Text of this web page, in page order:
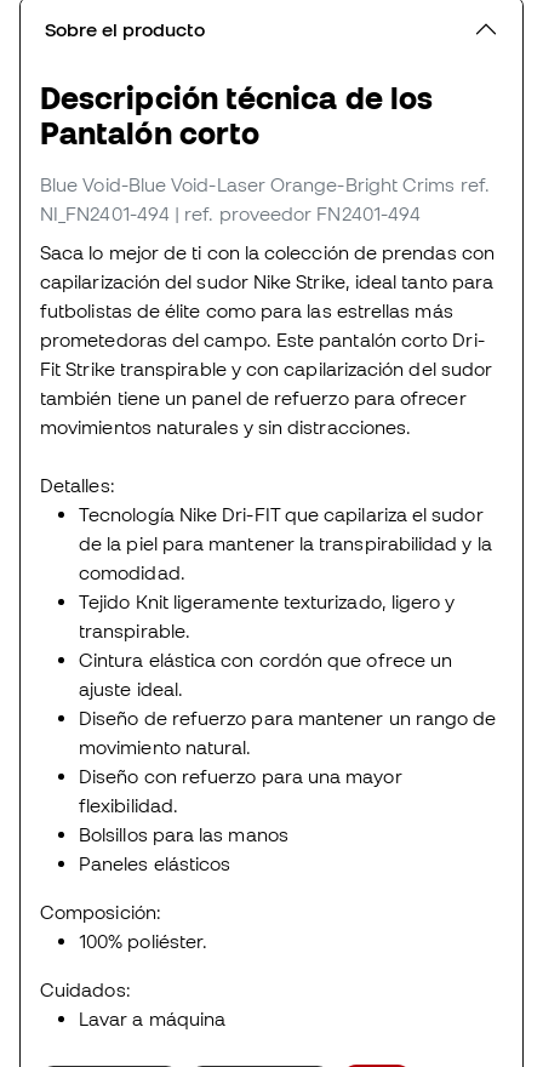
Sobre el producto
Descripción técnica de los
Pantalón corto
Blue Void-Blue Void-Laser Orange-Bright Crims ref.
NI_FN2401-494 | ref. proveedor FN2401-494
Saca lo mejor de ti con la colección de prendas con
capilarización del sudor Nike Strike, ideal tanto para
futbolistas de élite como para las estrellas más
prometedoras del campo. Este pantalón corto Dri-
Fit Strike transpirable y con capilarización del sudor
también tiene un panel de refuerzo para ofrecer
movimientos naturales y sin distracciones.
Detalles:
Tecnología Nike Dri-FIT que capilariza el sudor
de la piel para mantener la transpirabilidad y la
comodidad.
Tejido Knit ligeramente texturizado, ligero y
transpirable.
Cintura elástica con cordón que ofrece un
ajuste ideal.
Diseño de refuerzo para mantener un rango de
movimiento natural.
Diseño con refuerzo para una mayor
flexibilidad.
Bolsillos para las manos
Paneles elásticos
Composición:
100% poliéster.
Cuidados:
Lavar a máquina